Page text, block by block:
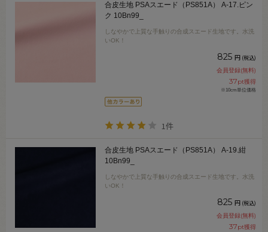
合皮生地 PSAスエード（PS851A） A-17.ピン
ク 10Bn99_
しなやかで上質な手触りの合成スエード生地です。水洗
いOK！
825 円 (税込)
会員登録(無料)
37pt獲得
※10cm単位価格
1件
合皮生地 PSAスエード（PS851A） A-19.紺
10Bn99_
しなやかで上質な手触りの合成スエード生地です。水洗
いOK！
825 円 (税込)
会員登録(無料)
37pt獲得